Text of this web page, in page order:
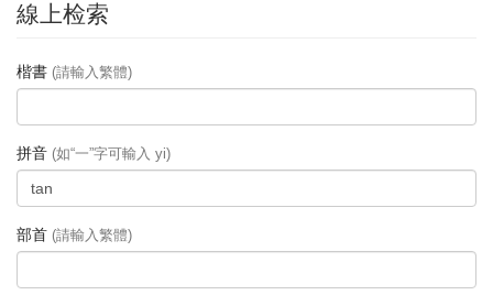
線上检索
楷書 (請輸入繁體)
拼音 (如“一”字可輸入 yi)
部首 (請輸入繁體)